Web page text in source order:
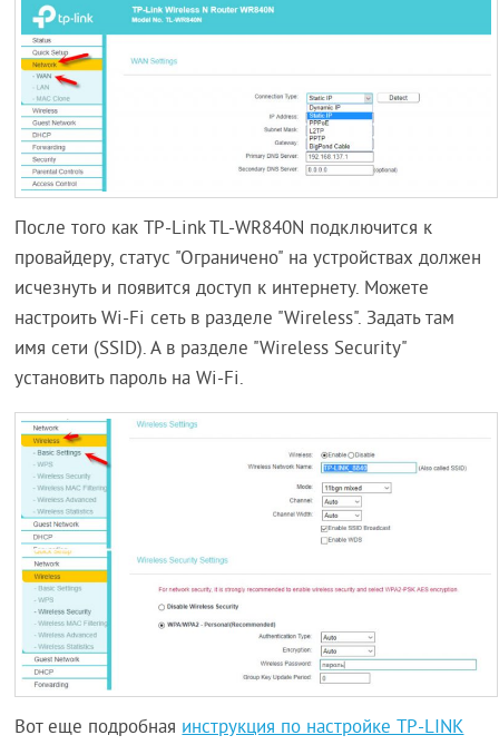
После того как TP-Link TL-WR840N подключится к
провайдеру, статус "Ограничено" на устройствах должен
исчезнуть и появится доступ к интернету. Можете
настроить Wi-Fi сеть в разделе "Wireless". Задать там
имя сети (SSID). А в разделе "Wireless Security"
установить пароль на Wi-Fi.
Вот еще подробнаяинструкция по настройке TP-LINK